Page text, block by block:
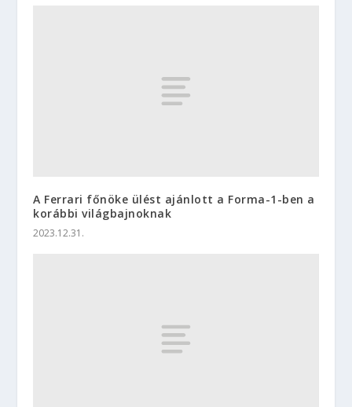
A Ferrari főnöke ülést ajánlott a Forma-1-ben a
korábbi világbajnoknak
2023.12.31.